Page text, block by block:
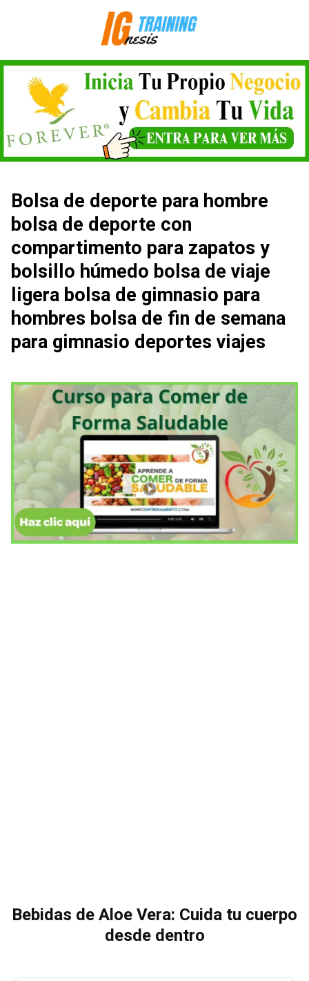
Bolsa de deporte para hombre
bolsa de deporte con
compartimento para zapatos y
bolsillo húmedo bolsa de viaje
ligera bolsa de gimnasio para
hombres bolsa de fin de semana
para gimnasio deportes viajes
Bebidas de Aloe Vera: Cuida tu cuerpo
desde dentro